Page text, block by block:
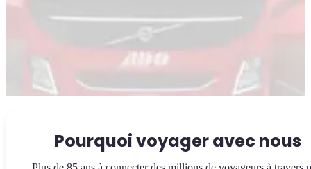
Pourquoi voyager avec nous